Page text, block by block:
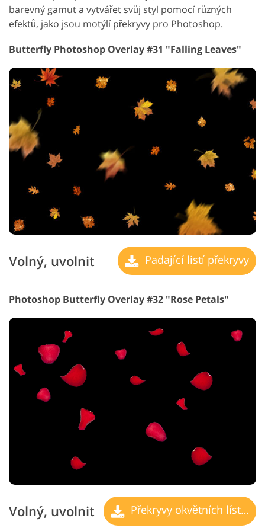
barevný gamut a vytvářet svůj styl pomocí různých
efektů, jako jsou motýlí překryvy pro Photoshop.
Butterfly Photoshop Overlay #31 "Falling Leaves"
Volný, uvolnit Padající listí překryvy
Photoshop Butterfly Overlay #32 "Rose Petals"
Volný, uvolnit Překryvy okvětních lístků růží